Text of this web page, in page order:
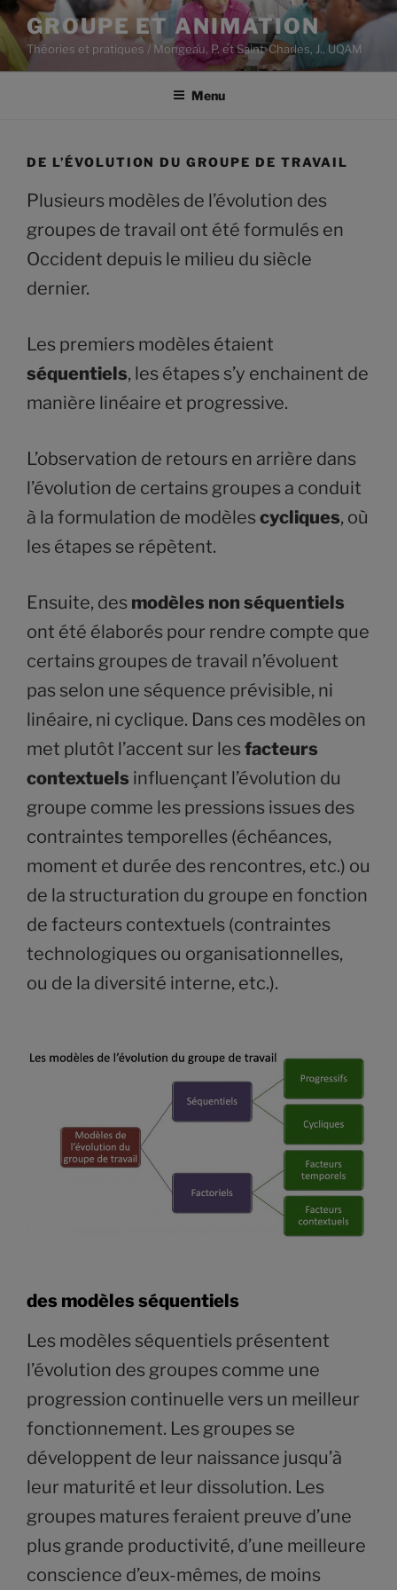
Aller
au
contenu
principal
GROUPE ET ANIMATION
Théories et pratiques / Mongeau, P. et Saint-Charles, J., UQAM
Menu
DE L’ÉVOLUTION DU GROUPE DE TRAVAIL
Plusieurs modèles de l’évolution des
groupes de travail ont été formulés en
Occident depuis le milieu du siècle
dernier.
Les premiers modèles étaient
séquentiels, les étapes s’y enchainent de
manière linéaire et progressive.
L’observation de retours en arrière dans
l’évolution de certains groupes a conduit
à la formulation de modèlescycliques, où
les étapes se répètent.
Ensuite, des modèles non séquentiels
ont été élaborés pour rendre compte que
certains groupes de travail n’évoluent
pas selon une séquence prévisible, ni
linéaire, ni cyclique. Dans ces modèles on
met plutôt l’accent sur lesfacteurs
contextuels influençant l’évolution du
groupe comme les pressions issues des
contraintes temporelles (échéances,
moment et durée des rencontres, etc.) ou
de la structuration du groupe en fonction
de facteurs contextuels (contraintes
technologiques ou organisationnelles,
ou de la diversité interne, etc.).
des modèles séquentiels
Les modèles séquentiels présentent
l’évolution des groupes comme une
progression continuelle vers un meilleur
fonctionnement. Les groupes se
développent de leur naissance jusqu’à
leur maturité et leur dissolution. Les
groupes matures feraient preuve d’une
plus grande productivité, d’une meilleure
conscience d’eux-mêmes, de moins